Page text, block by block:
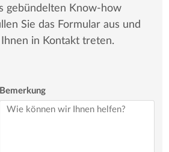
gebündelten Know-how
Sie das Formular aus und
Ihnen in Kontakt treten.
Bemerkung